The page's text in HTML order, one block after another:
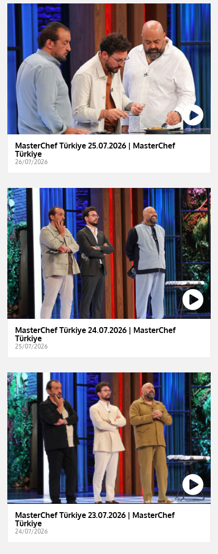
MasterChef Türkiye 25.07.2026 | MasterChef
Türkiye
26/07/2026
MasterChef Türkiye 24.07.2026 | MasterChef
Türkiye
25/07/2026
MasterChef Türkiye 23.07.2026 | MasterChef
Türkiye
24/07/2026